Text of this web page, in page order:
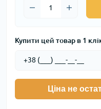
Купити цей товар в 1
Ціна не